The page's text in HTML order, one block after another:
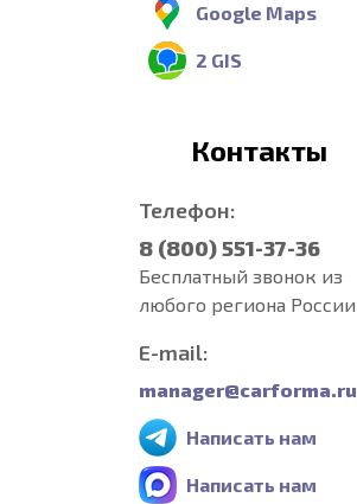
Google Maps
2 GIS
Контакты
Телефон:
8 (800) 551-37-36
Бесплатный звонок из
любого региона России
E-mail:
manager@carforma.ru
Написать нам
Написать нам